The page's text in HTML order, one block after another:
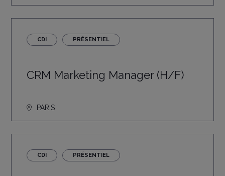
CDI PRÉSENTIEL
CRM Marketing Manager (H/F)
PARIS
CDI PRÉSENTIEL